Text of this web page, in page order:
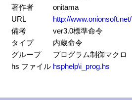
著作者
onitama
URL
http://www.onionsoft.net/
備考
ver3.0標準命令
タイプ
内蔵命令
グループ
プログラム制御マクロ
hs ファイル hsphelp\i_prog.hs